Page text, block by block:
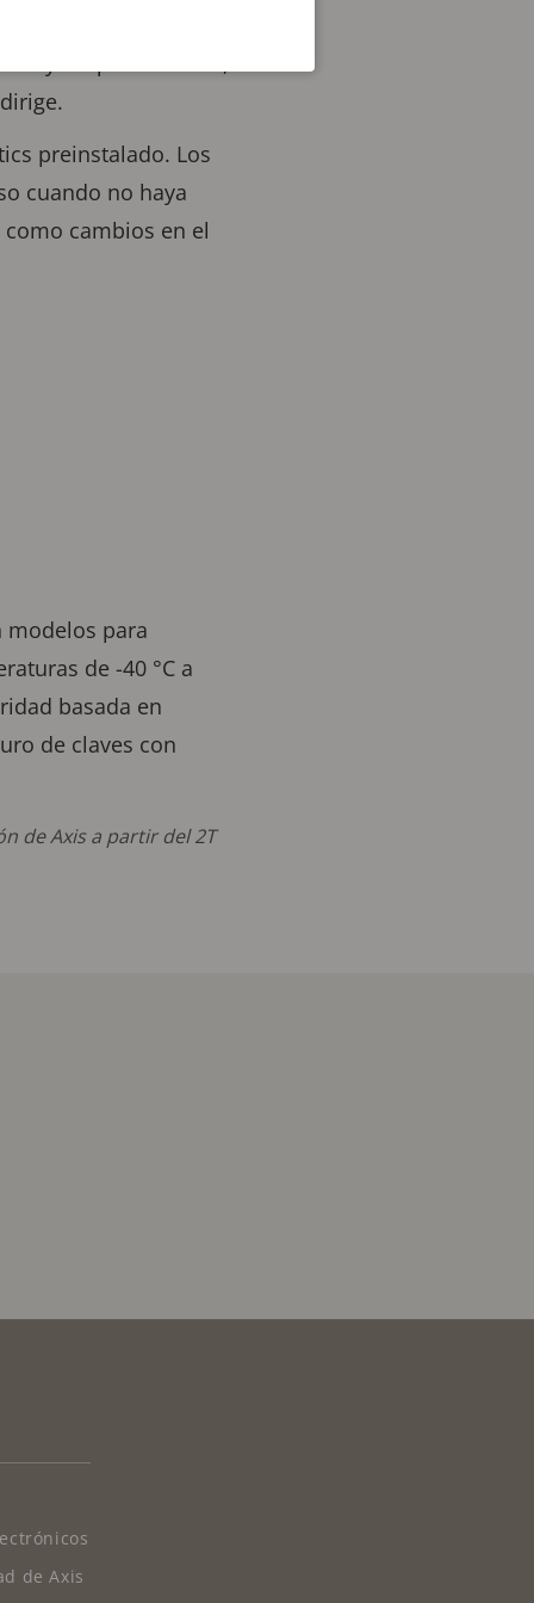
personas,
preinstalado. Los
cuando no haya
cambios en el
modelos para
de -40 °C a
basada en
de claves con
de Axis a partir del 2T
de Axis